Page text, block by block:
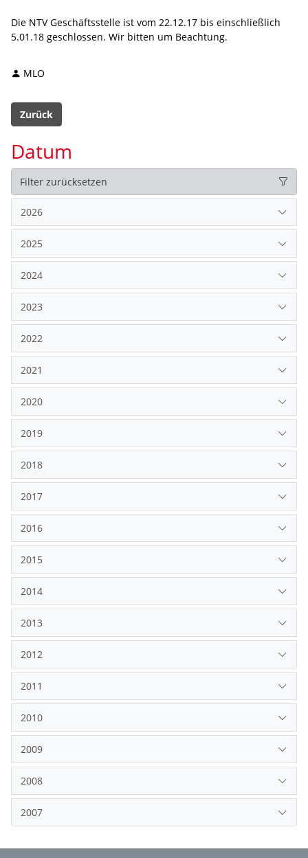
Die NTV Geschäftsstelle ist vom 22.12.17 bis einschließlich
5.01.18 geschlossen. Wir bitten um Beachtung.
MLO
Zurück
Datum
Filter zurücksetzen
2026
2025
2024
2023
2022
2021
2020
2019
2018
2017
2016
2015
2014
2013
2012
2011
2010
2009
2008
2007